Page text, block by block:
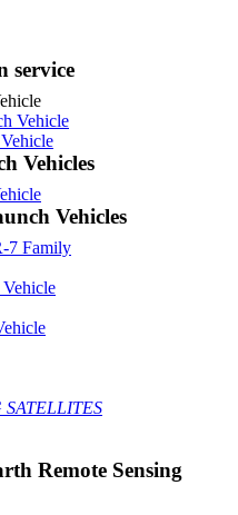
service
Vehicle
Vehicles
Vehicles
7 Family
SATELLITES
Remote Sensing